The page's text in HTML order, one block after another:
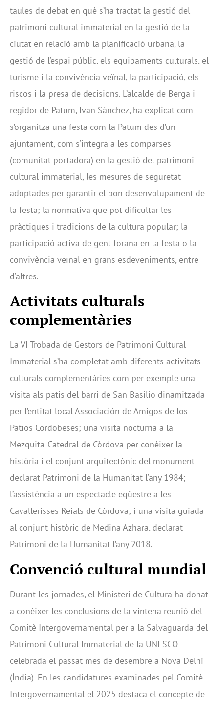
taules de debat en què s’ha tractat la gestió del
patrimoni cultural immaterial en la gestió de la
ciutat en relació amb la planificació urbana, la
gestió de l’espai públic, els equipaments culturals, el
turisme i la convivència veïnal, la participació, els
riscos i la presa de decisions. L’alcalde de Berga i
regidor de Patum, Ivan Sànchez, ha explicat com
s’organitza una festa com la Patum des d’un
ajuntament, com s’integra a les comparses
(comunitat portadora) en la gestió del patrimoni
cultural immaterial, les mesures de seguretat
adoptades per garantir el bon desenvolupament de
la festa; la normativa que pot dificultar les
pràctiques i tradicions de la cultura popular; la
participació activa de gent forana en la festa o la
convivència veïnal en grans esdeveniments, entre
d’altres.
Activitats culturals
complementàries
La VI Trobada de Gestors de Patrimoni Cultural
Immaterial s’ha completat amb diferents activitats
culturals complementàries com per exemple una
visita als patis del barri de San Basilio dinamitzada
per l’entitat local Associación de Amigos de los
Patios Cordobeses; una visita nocturna a la
Mezquita-Catedral de Còrdova per conèixer la
història i el conjunt arquitectònic del monument
declarat Patrimoni de la Humanitat l’any 1984;
l’assistència a un espectacle eqüestre a les
Cavallerisses Reials de Còrdova; i una visita guiada
al conjunt històric de Medina Azhara, declarat
Patrimoni de la Humanitat l’any 2018.
Convenció cultural mundial
Durant les jornades, el Ministeri de Cultura ha donat
a conèixer les conclusions de la vintena reunió del
Comitè Intergovernamental per a la Salvaguarda del
Patrimoni Cultural Immaterial de la UNESCO
celebrada el passat mes de desembre a Nova Delhi
(Índia). En les candidatures examinades pel Comitè
Intergovernamental el 2025 destaca el concepte de